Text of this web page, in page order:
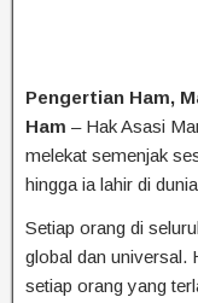
Pengertian Ham,
Ham – Hak Asasi
melekat semenjak
hingga ia lahir di
Setiap orang di
global dan universal.
setiap orang yang